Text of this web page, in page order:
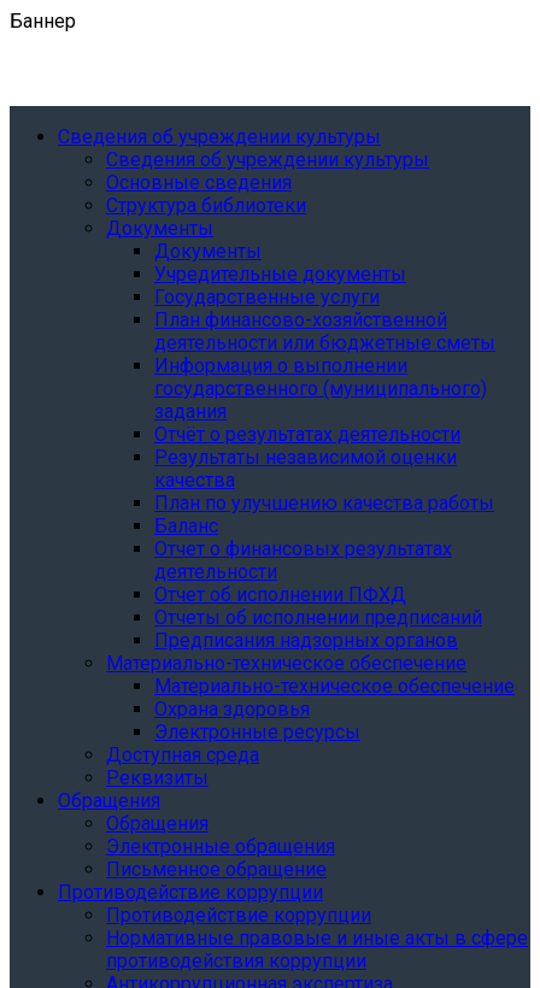
Баннер
Сведения об учреждении культуры
Сведения об учреждении культуры
Основные сведения
Структура библиотеки
Документы
Документы
Учредительные документы
Государственные услуги
План финансово-хозяйственной
деятельности или бюджетные сметы
Информация о выполнении
государственного (муниципального)
задания
Отчёт о результатах деятельности
Результаты независимой оценки
качества
План по улучшению качества работы
Баланс
Отчет о финансовых результатах
деятельности
Отчет об исполнении ПФХД
Отчеты об исполнении предписаний
Предписания надзорных органов
Материально-техническое обеспечение
Материально-техническое обеспечение
Охрана здоровья
Электронные ресурсы
Доступная среда
Реквизиты
Обращения
Обращения
Электронные обращения
Письменное обращение
Противодействие коррупции
Противодействие коррупции
Нормативные правовые и иные акты в сфере
противодействия коррупции